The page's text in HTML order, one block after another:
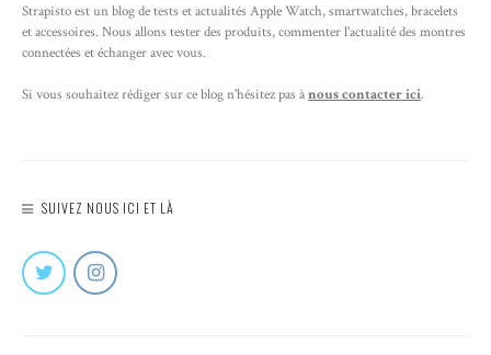
Strapisto est un blog de tests et actualités Apple Watch, smartwatches, bracelets
et accessoires. Nous allons tester des produits, commenter l'actualité des montres
connectées et échanger avec vous.
Si vous souhaitez rédiger sur ce blog n'hésitez pas ànous contacter ici.
SUIVEZ NOUS ICI ET LÀ